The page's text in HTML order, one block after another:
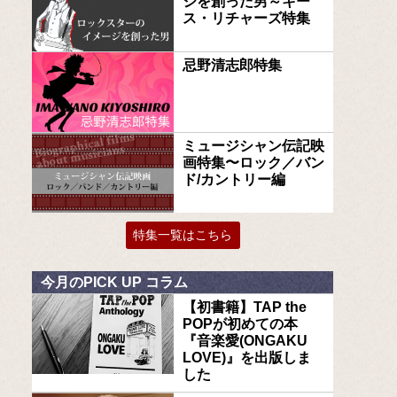
ス・リチャーズ特集
忌野清志郎特集
ミュージシャン伝記映
画特集〜ロック／バン
ド/カントリー編
特集一覧はこちら
今月のPICK UP コラム
【初書籍】TAP the
POPが初めての本
『音楽愛(ONGAKU
LOVE)』を出版しま
した